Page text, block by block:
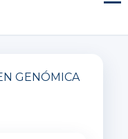
GENÓMICA